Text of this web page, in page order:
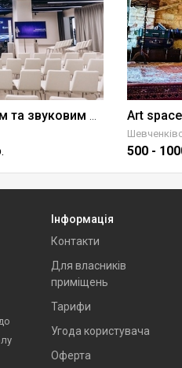
Art
500 -
Інформація
Контакти
Для власників
приміщень
Тарифи
Угода користувача
Оферта